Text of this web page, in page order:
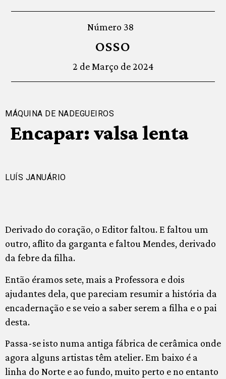
Número 38
OSSO
2 de Março de 2024
MÁQUINA DE NADEGUEIROS
Encapar: valsa lenta
LUÍS JANUÁRIO
Derivado do coração, o Editor faltou. E faltou um
outro, aflito da garganta e faltou Mendes, derivado
da febre da filha.
Então éramos sete, mais a Professora e dois
ajudantes dela, que pareciam resumir a história da
encadernação e se veio a saber serem a filha e o pai
desta.
Passa-se isto numa antiga fábrica de cerâmica onde
agora alguns artistas têm atelier. Em baixo é a
linha do Norte e ao fundo, muito perto e no entanto